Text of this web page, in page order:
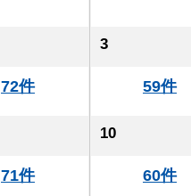
72件
3
59件
71件
10
60件